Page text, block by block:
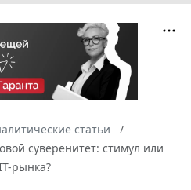
статьи
суверенитет: стимул или
рынка?